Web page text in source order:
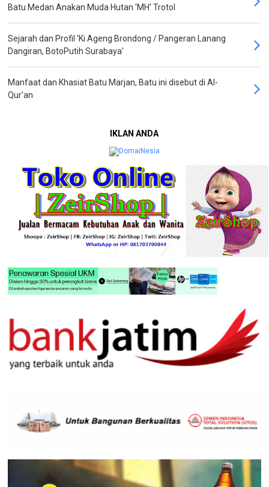
Batu Medan Anakan Muda Hutan 'MH' Trotol
Sejarah dan Profil 'Ki Ageng Brondong / Pangeran Lanang
Dangiran, BotoPutih Surabaya'
Manfaat dan Khasiat Batu Marjan, Batu ini disebut di Al-
Qur'an
IKLAN ANDA